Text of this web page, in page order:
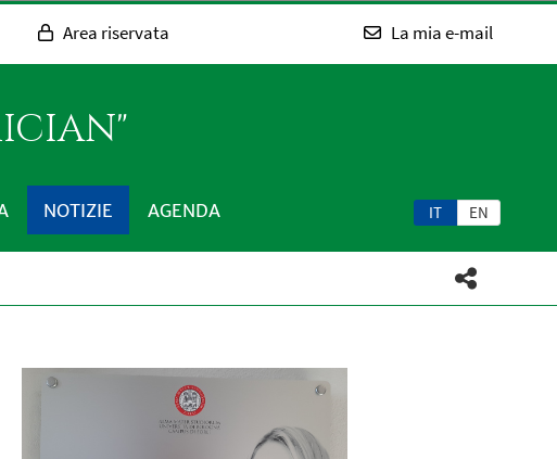
Area riservata La mia e-mail
IT EN
NOTIZIE AGENDA